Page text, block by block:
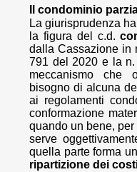
Il condominio
La giurisprudenza
la figura del c.d.
dalla Cassazione in
791 del 2020 e la
meccanismo che
bisogno di alcuna
ai regolamenti
conformazione
quando un bene,
serve
quella parte forma un
ripartizione dei